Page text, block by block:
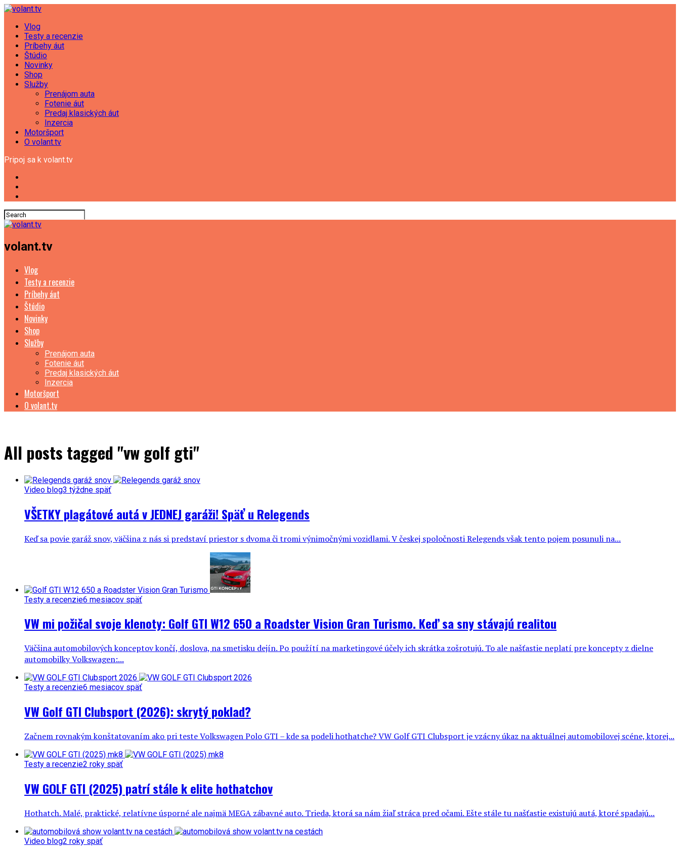
Vlog
Testy a recenzie
Príbehy áut
Štúdio
Novinky
Shop
Služby
Prenájom auta
Fotenie áut
Predaj klasických áut
Inzercia
Motoršport
O volant.tv
Pripoj sa k volant.tv
volant.tv
Vlog
Testy a recenzie
Príbehy áut
Štúdio
Novinky
Shop
Služby
Prenájom auta
Fotenie áut
Predaj klasických áut
Inzercia
Motoršport
O volant.tv
All posts tagged "vw golf gti"
Video blog3 týždne späť
VŠETKY plagátové autá v JEDNEJ garáži! Späť u Relegends
Keď sa povie garáž snov, väčšina z nás si predstaví priestor s dvoma či tromi výnimočnými vozidlami. V českej spoločnosti Relegends však tento pojem posunuli na...
Testy a recenzie6 mesiacov späť
VW mi požičal svoje klenoty: Golf GTI W12 650 a Roadster Vision Gran Turismo. Keď sa sny stávajú realitou
Väčšina automobilových konceptov končí, doslova, na smetisku dejín. Po použítí na marketingové účely ich skrátka zošrotujú. To ale našťastie neplatí pre koncepty z dielne
automobilky Volkswagen:...
Testy a recenzie6 mesiacov späť
VW Golf GTI Clubsport (2026): skrytý poklad?
Začnem rovnakým konštatovaním ako pri teste Volkswagen Polo GTI – kde sa podeli hothatche? VW Golf GTI Clubsport je vzácny úkaz na aktuálnej automobilovej scéne, ktorej...
Testy a recenzie2 roky späť
VW GOLF GTI (2025) patrí stále k elite hothatchov
Hothatch. Malé, praktické, relatívne úsporné ale najmä MEGA zábavné auto. Trieda, ktorá sa nám žiaľ stráca pred očami. Ešte stále tu našťastie existujú autá, ktoré spadajú...
Video blog2 roky späť